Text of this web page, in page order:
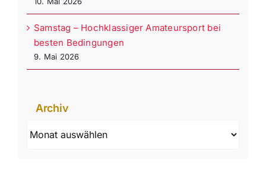
Samstag – Hochklassiger Amateursport bei
besten Bedingungen
9. Mai 2026
Archiv